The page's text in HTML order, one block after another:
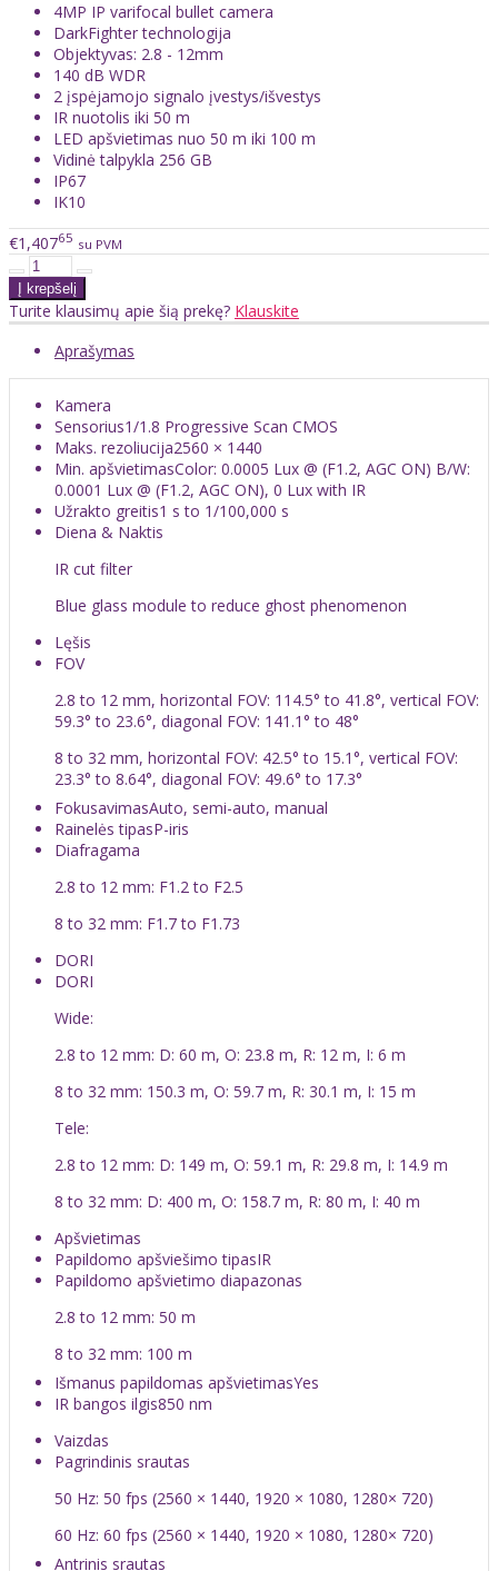
4MP IP varifocal bullet camera
DarkFighter technologija
Objektyvas: 2.8 - 12mm
140 dB WDR
2 įspėjamojo signalo įvestys/išvestys
IR nuotolis iki 50 m
LED apšvietimas nuo 50 m iki 100 m
Vidinė talpykla 256 GB
IP67
IK10
€1,40765 su PVM
Turite klausimų apie šią prekę? Klauskite
Aprašymas
Kamera
Sensorius1/1.8 Progressive Scan CMOS
Maks. rezoliucija2560 × 1440
Min. apšvietimasColor: 0.0005 Lux @ (F1.2, AGC ON) B/W:
0.0001 Lux @ (F1.2, AGC ON), 0 Lux with IR
Užrakto greitis1 s to 1/100,000 s
Diena & Naktis
IR cut filter
Blue glass module to reduce ghost phenomenon
Lęšis
FOV
2.8 to 12 mm, horizontal FOV: 114.5° to 41.8°, vertical FOV:
59.3° to 23.6°, diagonal FOV: 141.1° to 48°
8 to 32 mm, horizontal FOV: 42.5° to 15.1°, vertical FOV:
23.3° to 8.64°, diagonal FOV: 49.6° to 17.3°
FokusavimasAuto, semi-auto, manual
Rainelės tipasP-iris
Diafragama
2.8 to 12 mm: F1.2 to F2.5
8 to 32 mm: F1.7 to F1.73
DORI
DORI
Wide:
2.8 to 12 mm: D: 60 m, O: 23.8 m, R: 12 m, I: 6 m
8 to 32 mm: 150.3 m, O: 59.7 m, R: 30.1 m, I: 15 m
Tele:
2.8 to 12 mm: D: 149 m, O: 59.1 m, R: 29.8 m, I: 14.9 m
8 to 32 mm: D: 400 m, O: 158.7 m, R: 80 m, I: 40 m
Apšvietimas
Papildomo apšviešimo tipasIR
Papildomo apšvietimo diapazonas
2.8 to 12 mm: 50 m
8 to 32 mm: 100 m
Išmanus papildomas apšvietimasYes
IR bangos ilgis850 nm
Vaizdas
Pagrindinis srautas
50 Hz: 50 fps (2560 × 1440, 1920 × 1080, 1280× 720)
60 Hz: 60 fps (2560 × 1440, 1920 × 1080, 1280× 720)
Antrinis srautas